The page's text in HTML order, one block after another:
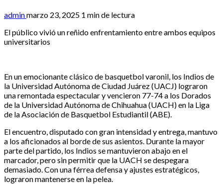
adminmarzo 23, 2025 1 min de lectura
El público vivió un reñido enfrentamiento entre ambos equipos
universitarios
En un emocionante clásico de basquetbol varonil, los Indios de
la Universidad Autónoma de Ciudad Juárez (UACJ) lograron
una remontada espectacular y vencieron 77-74 a los Dorados
de la Universidad Autónoma de Chihuahua (UACH) en la Liga
de la Asociación de Basquetbol Estudiantil (ABE).
El encuentro, disputado con gran intensidad y entrega, mantuvo
a los aficionados al borde de sus asientos. Durante la mayor
parte del partido, los Indios se mantuvieron abajo en el
marcador, pero sin permitir que la UACH se despegara
demasiado. Con una férrea defensa y ajustes estratégicos,
lograron mantenerse en la pelea.